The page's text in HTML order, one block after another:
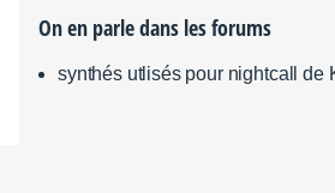
On en parle dans les forums
synthés utlisés pour nightcall de